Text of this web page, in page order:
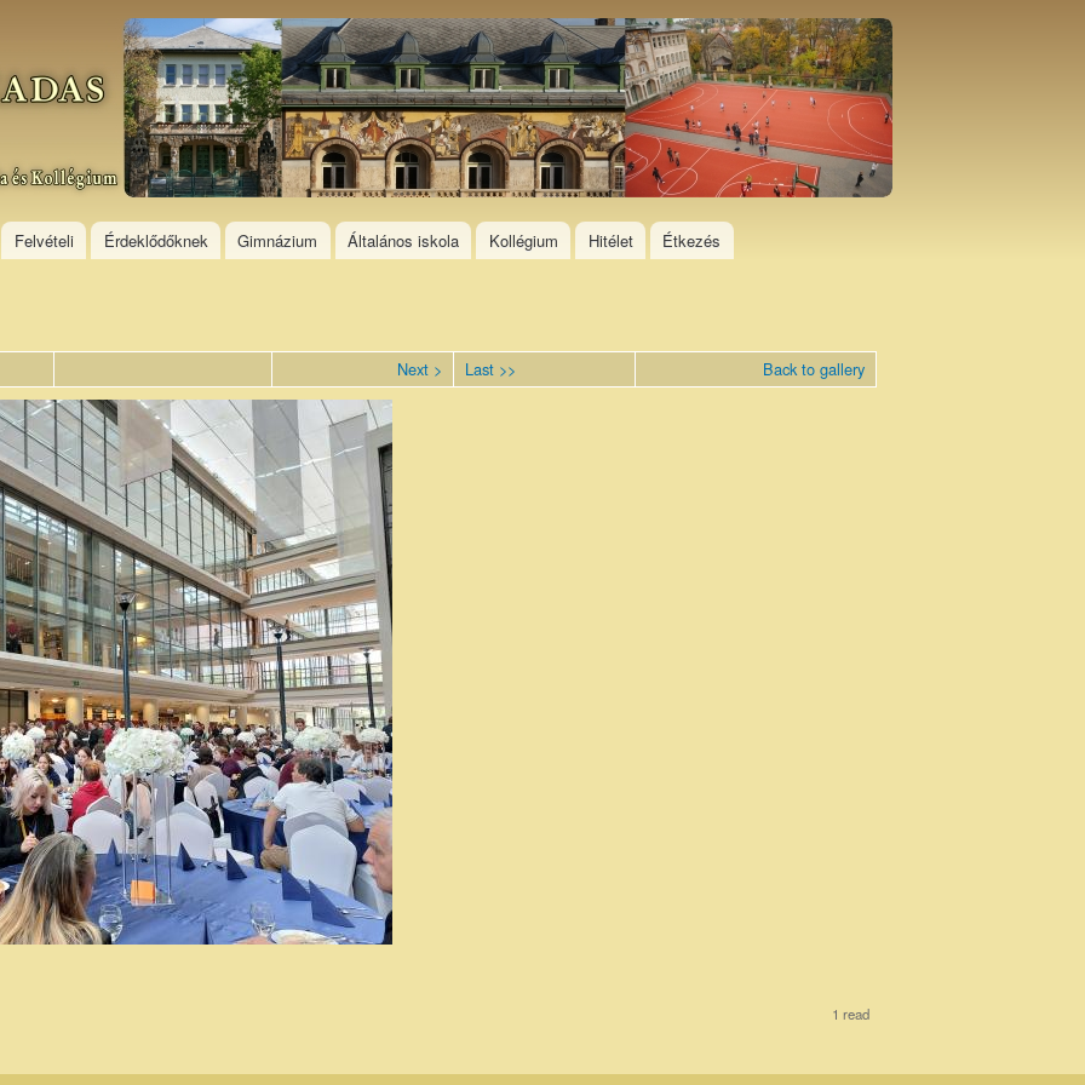
Skip to
main
content
Felvételi Érdeklődőknek Gimnázium Általános iskola Kollégium Hitélet Étkezés
Next > Last >> Back to gallery
1 read